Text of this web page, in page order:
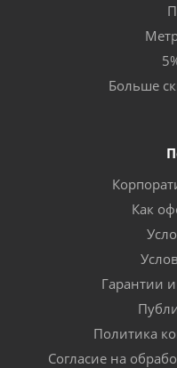
Больше
Как
Гарантии
Политика
Согласие на